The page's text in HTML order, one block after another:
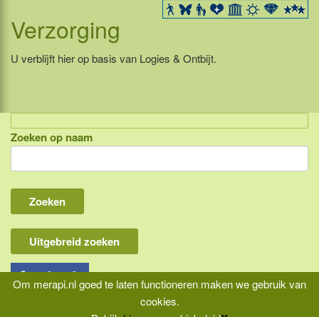
Om merapi.nl goed te laten functioneren maken we gebruik van
cookies.
Verzorging
U verblijft hier op basis van Logies & Ontbijt.
Indonesië, eilandcombinaties
Bali
Lombok
Flores & Komodo
Overige Sunda eilanden
Java
Zoeken op naam
Uitgebreid zoeken